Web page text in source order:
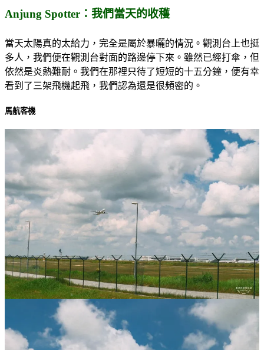
Anjung Spotter：我們當天的收穫
當天太陽真的太給力，完全是屬於暴曬的情況。觀測台上也挺
多人，我們便在觀測台對面的路邊停下來。雖然已經打傘，但
依然是炎熱難耐。我們在那裡只待了短短的十五分鐘，便有幸
看到了三架飛機起飛，我們認為還是很頻密的。
馬航客機